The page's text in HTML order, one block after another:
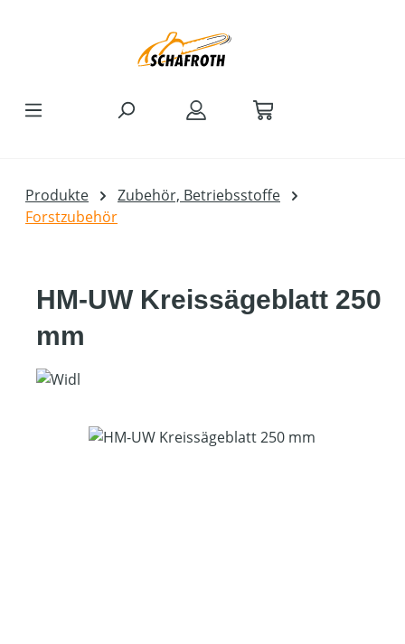
Produkte
Zubehör, Betriebsstoffe
Forstzubehör
HM-UW Kreissägeblatt 250
mm
Bildergalerie überspringen